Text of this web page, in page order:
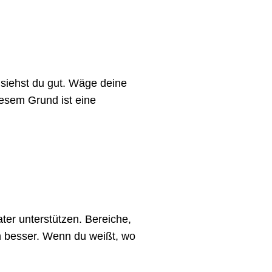
du gut. Wäge deine
Grund ist eine
unterstützen. Bereiche,
Wenn du weißt, wo